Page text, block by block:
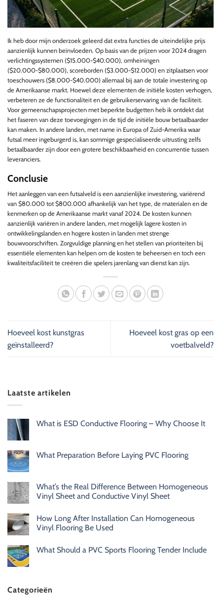
Ik heb door mijn onderzoek geleerd dat extra functies de uiteindelijke prijs
aanzienlijk kunnen beïnvloeden. Op basis van de prijzen voor 2024 dragen
verlichtingssystemen ($15.000-$40.000), omheiningen
($20.000-$80.000), scoreborden ($3.000-$12.000) en zitplaatsen voor
toeschouwers ($8.000-$40.000) allemaal bij aan de totale investering op
de Amerikaanse markt. Hoewel deze elementen de initiële kosten verhogen,
verbeteren ze de functionaliteit en de gebruikerservaring van de faciliteit.
Voor gemeenschapsprojecten met beperkte budgetten heb ik ontdekt dat
het faseren van deze toevoegingen in de tijd de initiële bouw betaalbaarder
kan maken. In andere landen, met name in Europa of Zuid-Amerika waar
futsal meer ingeburgerd is, kan sommige gespecialiseerde uitrusting zelfs
betaalbaarder zijn door een grotere beschikbaarheid en concurrentie tussen
leveranciers.
Conclusie
Het aanleggen van een futsalveld is een aanzienlijke investering, variërend
van $80.000 tot $800.000 afhankelijk van het type, de materialen en de
kenmerken op de Amerikaanse markt vanaf 2024. De kosten kunnen
aanzienlijk variëren in andere landen, met mogelijk lagere kosten in
ontwikkelingslanden en hogere kosten in landen met strenge
bouwvoorschriften. Zorgvuldige planning en het stellen van prioriteiten bij
essentiële elementen kan helpen om de kosten te beheersen en toch een
kwaliteitsfaciliteit te creëren die spelers jarenlang van dienst kan zijn.
Hoeveel kost kunstgras
geïnstalleerd?
Hoeveel kost gras op een
voetbalveld?
Laatste artikelen
What is ESD Conductive Flooring – Why Choose It
What Preparation Before Laying PVC Flooring
What’s the Real Difference Between Homogeneous
Vinyl Sheet and Conductive Vinyl Sheet
How Long After Installation Can Homogeneous
Vinyl Flooring Be Used
What Should a PVC Sports Flooring Tender Include
Categorieën